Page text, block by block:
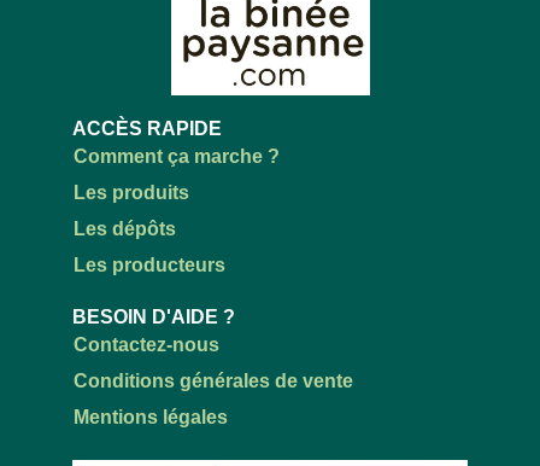
ACCÈS RAPIDE
Comment ça marche ?
Les produits
Les dépôts
Les producteurs
BESOIN D'AIDE ?
Contactez-nous
Conditions générales de vente
Mentions légales